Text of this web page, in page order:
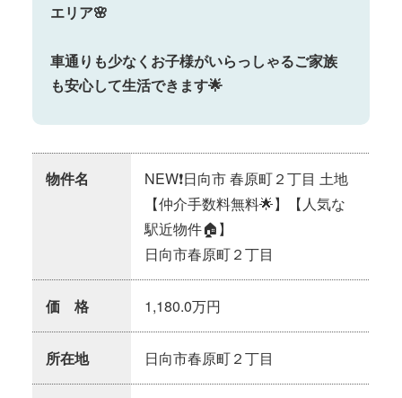
エリア🌸
車通りも少なくお子様がいらっしゃるご家族
も安心して生活できます🌟
物件名
NEW❗日向市 春原町２丁目 土地
【仲介手数料無料🌟】【人気な
駅近物件🏠】
日向市春原町２丁目
価 格 1,180.0万円
所在地 日向市春原町２丁目